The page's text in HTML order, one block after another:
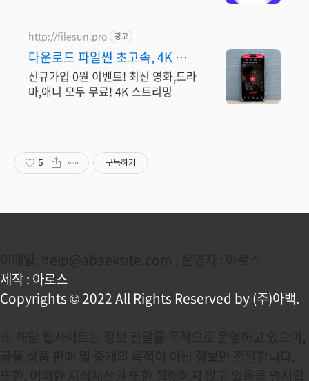
http://filesun.pro 광고
다운로드 파일썬 초고속, 4K 실
시간 보기!
신규가입 0원 이벤트! 최신 영화,드라
마,애니 모두 무료! 4K 스트리밍
5 구독하기
제작 : 아로스
Copyrights © 2022 All Rights Reserved by (주)아백.